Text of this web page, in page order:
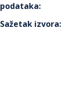
podataka:
Sažetak izvora: